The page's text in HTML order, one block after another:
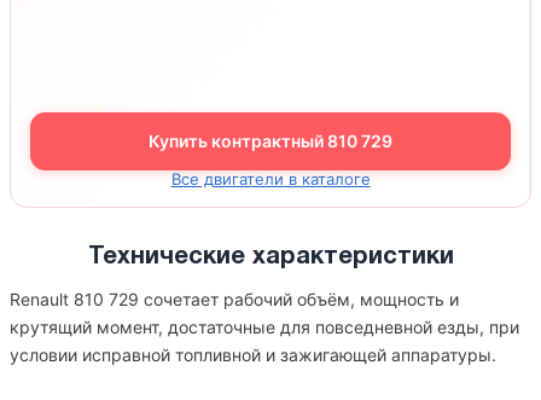
Купить контрактный 810 729
Все двигатели в каталоге
Технические характеристики
Renault 810 729 сочетает рабочий объём, мощность и
крутящий момент, достаточные для повседневной езды, при
условии исправной топливной и зажигающей аппаратуры.